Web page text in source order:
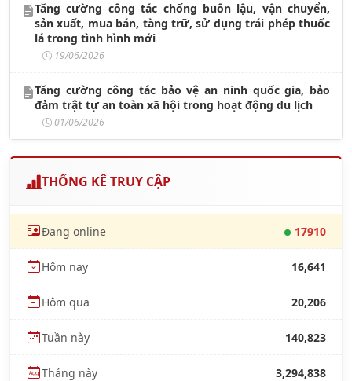
Tăng cường công tác chống buôn lậu, vận chuyển,
sản xuất, mua bán, tàng trữ, sử dụng trái phép thuốc
lá trong tình hình mới
19/06/2026
Tăng cường công tác bảo vệ an ninh quốc gia, bảo
đảm trật tự an toàn xã hội trong hoạt động du lịch
01/06/2026
THỐNG KÊ TRUY CẬP
Đang online 17910
Hôm nay 16,641
Hôm qua 20,206
Tuần này 140,823
Tháng này 3,294,838